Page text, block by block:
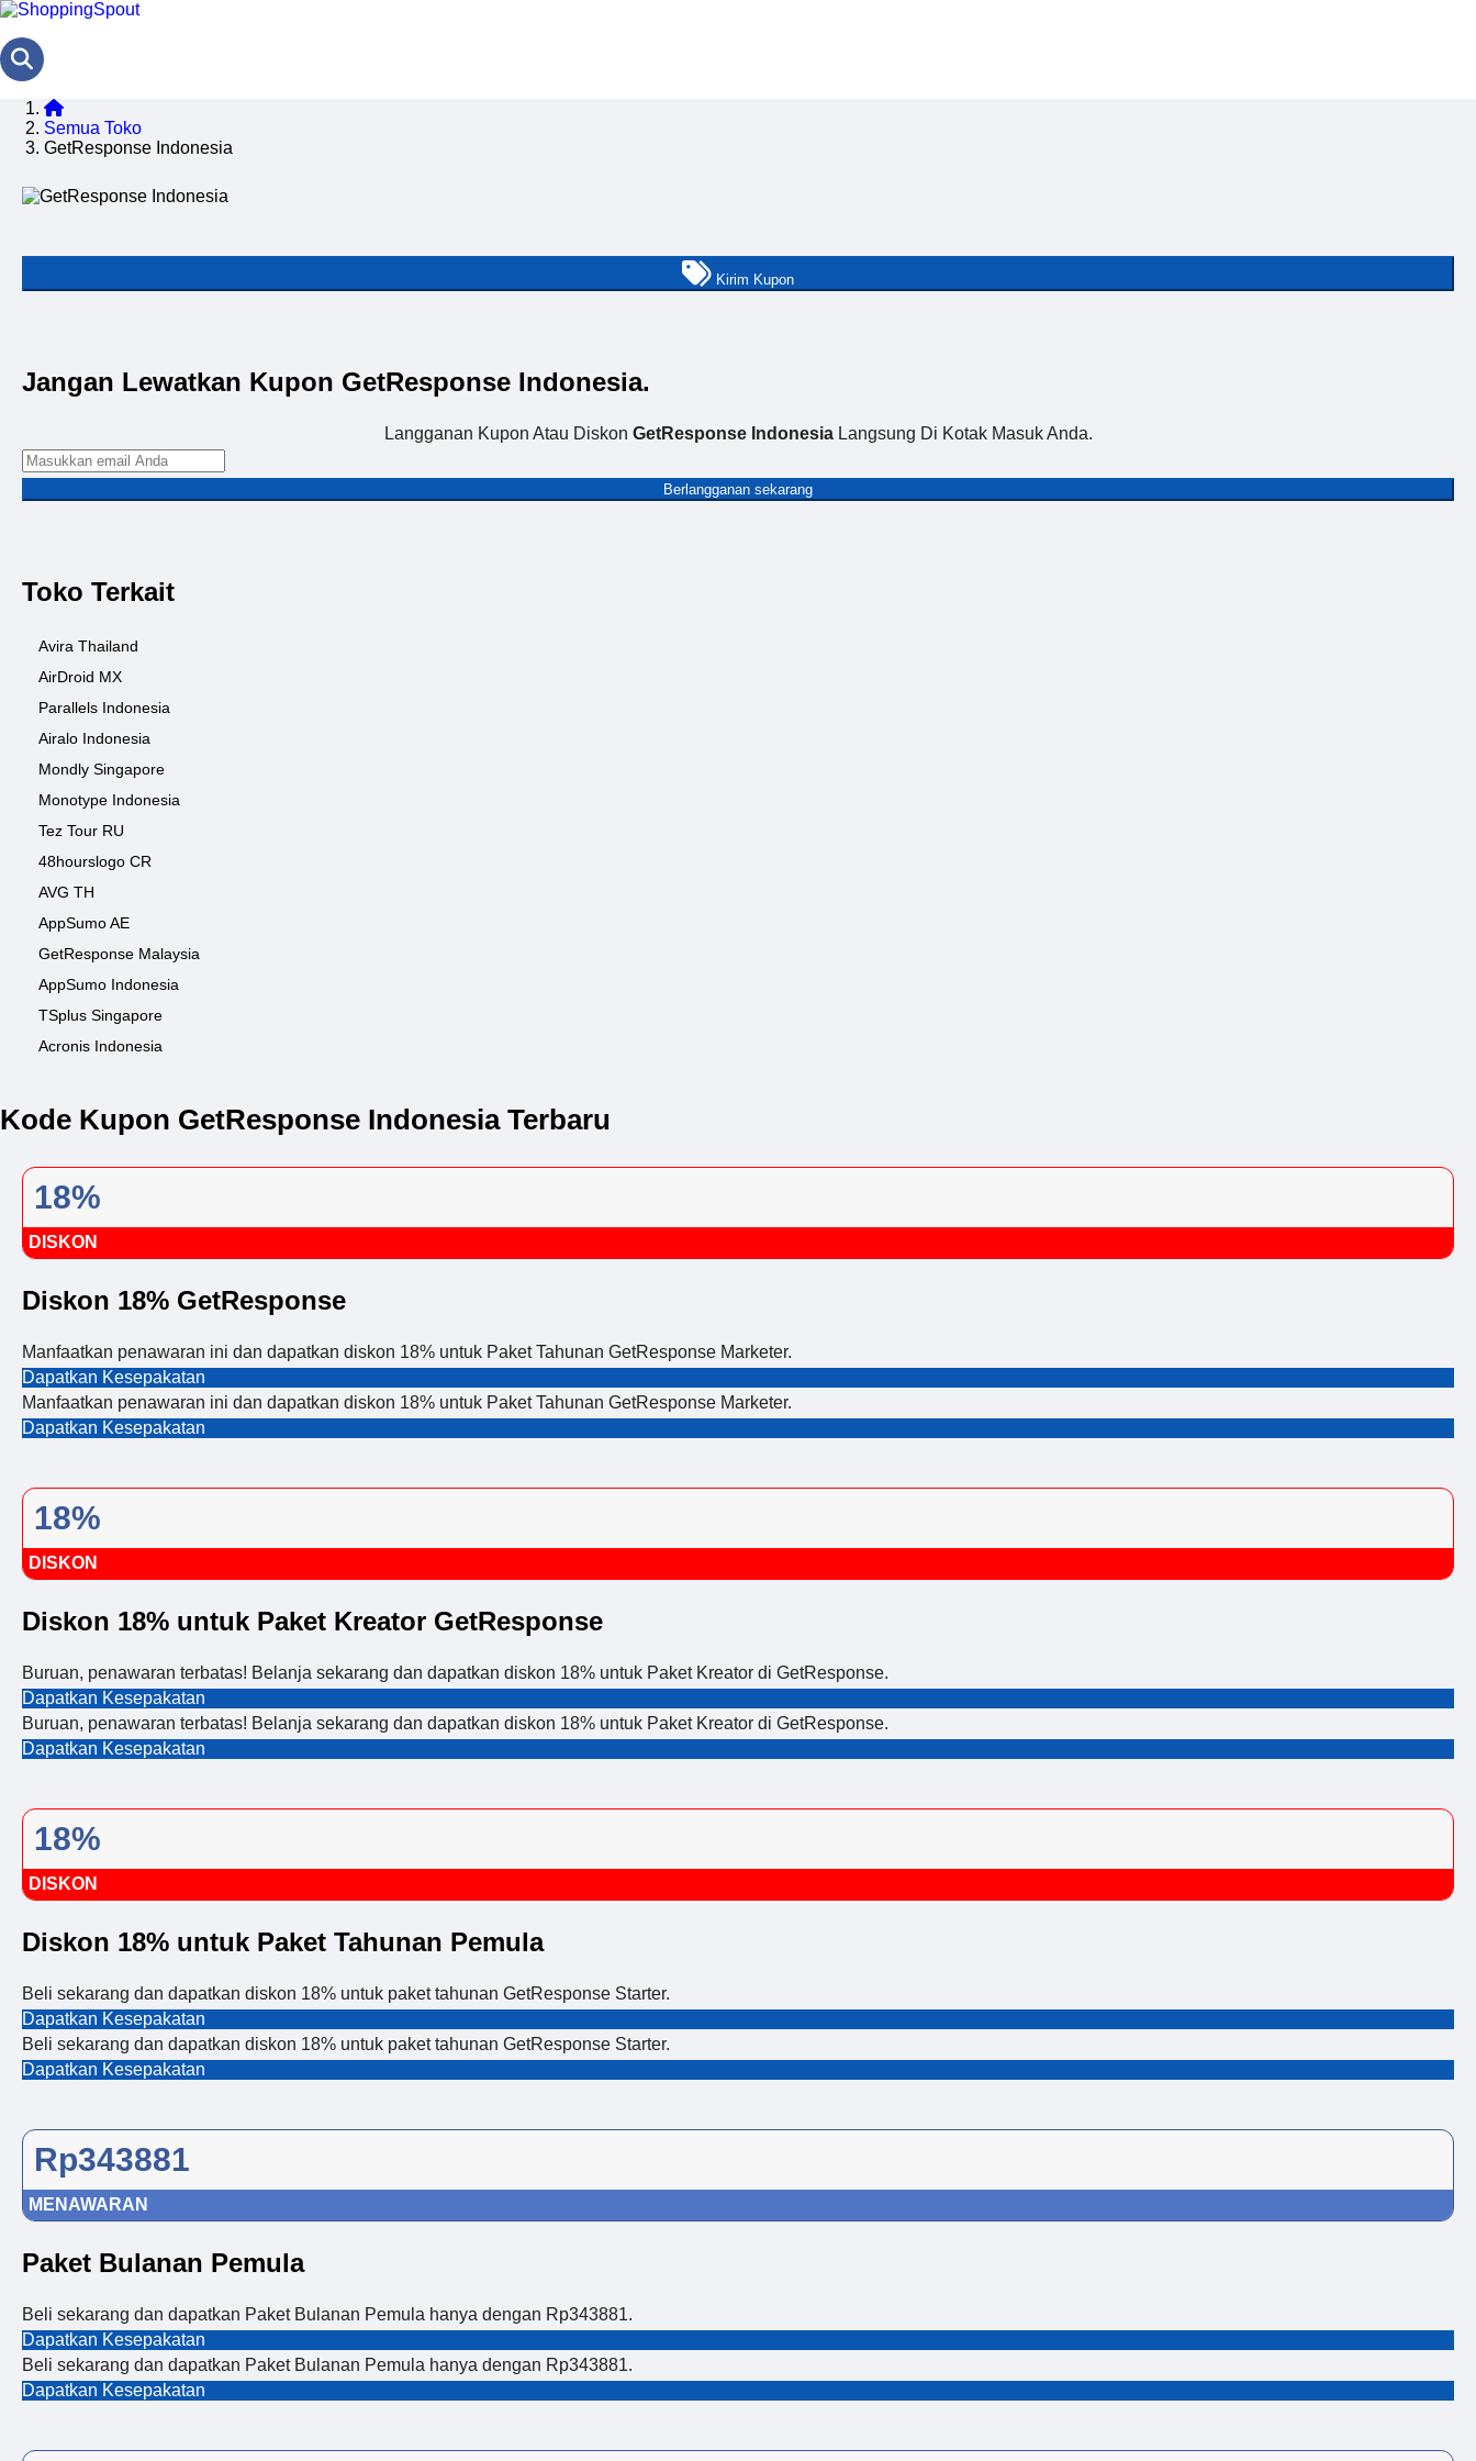
Semua Toko
GetResponse Indonesia
Kirim Kupon
Jangan Lewatkan Kupon GetResponse Indonesia.
Langganan Kupon Atau Diskon GetResponse IndonesiaLangsung Di Kotak Masuk Anda.
Berlangganan sekarang
Toko Terkait
Avira Thailand
AirDroid MX
Parallels Indonesia
Airalo Indonesia
Mondly Singapore
Monotype Indonesia
Tez Tour RU
48hourslogo CR
AVG TH
AppSumo AE
GetResponse Malaysia
AppSumo Indonesia
TSplus Singapore
Acronis Indonesia
Kode Kupon GetResponse Indonesia Terbaru
18%
DISKON
Diskon 18% GetResponse
Manfaatkan penawaran ini dan dapatkan diskon 18% untuk Paket Tahunan GetResponse Marketer.
Dapatkan Kesepakatan
Manfaatkan penawaran ini dan dapatkan diskon 18% untuk Paket Tahunan GetResponse Marketer.
Dapatkan Kesepakatan
18%
DISKON
Diskon 18% untuk Paket Kreator GetResponse
Buruan, penawaran terbatas! Belanja sekarang dan dapatkan diskon 18% untuk Paket Kreator di GetResponse.
Dapatkan Kesepakatan
Buruan, penawaran terbatas! Belanja sekarang dan dapatkan diskon 18% untuk Paket Kreator di GetResponse.
Dapatkan Kesepakatan
18%
DISKON
Diskon 18% untuk Paket Tahunan Pemula
Beli sekarang dan dapatkan diskon 18% untuk paket tahunan GetResponse Starter.
Dapatkan Kesepakatan
Beli sekarang dan dapatkan diskon 18% untuk paket tahunan GetResponse Starter.
Dapatkan Kesepakatan
Rp343881
MENAWARAN
Paket Bulanan Pemula
Beli sekarang dan dapatkan Paket Bulanan Pemula hanya dengan Rp343881.
Dapatkan Kesepakatan
Beli sekarang dan dapatkan Paket Bulanan Pemula hanya dengan Rp343881.
Dapatkan Kesepakatan